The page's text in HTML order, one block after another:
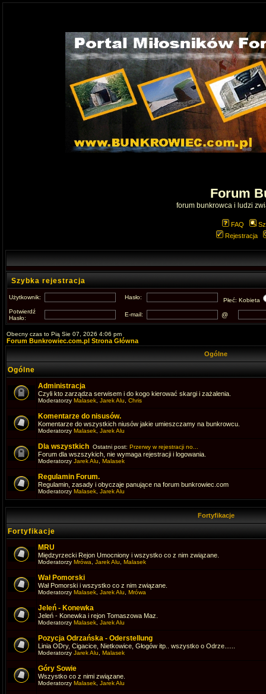
Forum
forum bunkrowca i ludzi
FAQ
Rejestracja
Szybka rejestracja
Użytkownik: Hasło:
Płeć: Kobieta
Potwierdź
Hasło:
E-mail: @
Obecny czas to Pią Sie 07, 2026 4:06 pm
Forum Bunkrowiec.com.pl Strona Główna
Ogólne
Ogólne
Administracja
Czyli kto zarządza serwisem i do kogo kierować skargi i zażalenia.
Moderatorzy Malasek Jarek Alu Chris
Komentarze do nisusów.
Komentarze do wszystkich niusów jakie umieszczamy na bunkrowcu.
Moderatorzy Malasek Jarek Alu
Dla wszystkich Ostatni post: Przerwy w rejestracji no...
Forum dla wszszykich, nie wymaga rejestracji i logowania.
Moderatorzy Jarek Alu Malasek
Regulamin Forum.
Regulamin, zasady i obyczaje panujące na forum bunkrowiec.com
Moderatorzy Malasek Jarek Alu
Fortyfikacje
Fortyfikacje
MRU
Międzyrzecki Rejon Umocniony i wszystko co z nim związane.
Moderatorzy Mrówa Jarek Alu Malasek
Wał Pomorski
Wał Pomorski i wszystko co z nim związane.
Moderatorzy Malasek Jarek Alu Mrówa
Jeleń - Konewka
Jeleń - Konewka i rejon Tomaszowa Maz.
Moderatorzy Malasek Jarek Alu
Pozycja Odrzańska - Oderstellung
Linia ODry, Cigacice, Nietkowice, Głogów itp.. wszystko o Odrze......
Moderatorzy Jarek Alu Malasek
Góry Sowie
Wszystko co z nimi związane.
Moderatorzy Malasek Jarek Alu